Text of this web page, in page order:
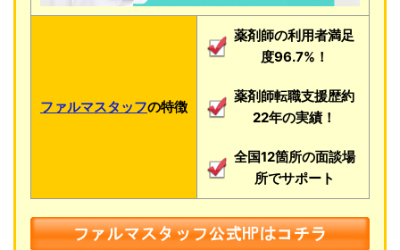
ファルマスタッフの特徴
薬剤師の利用者満足
度96.7%！
薬剤師転職支援歴約
22年の実績！
全国12箇所の面談場
所でサポート